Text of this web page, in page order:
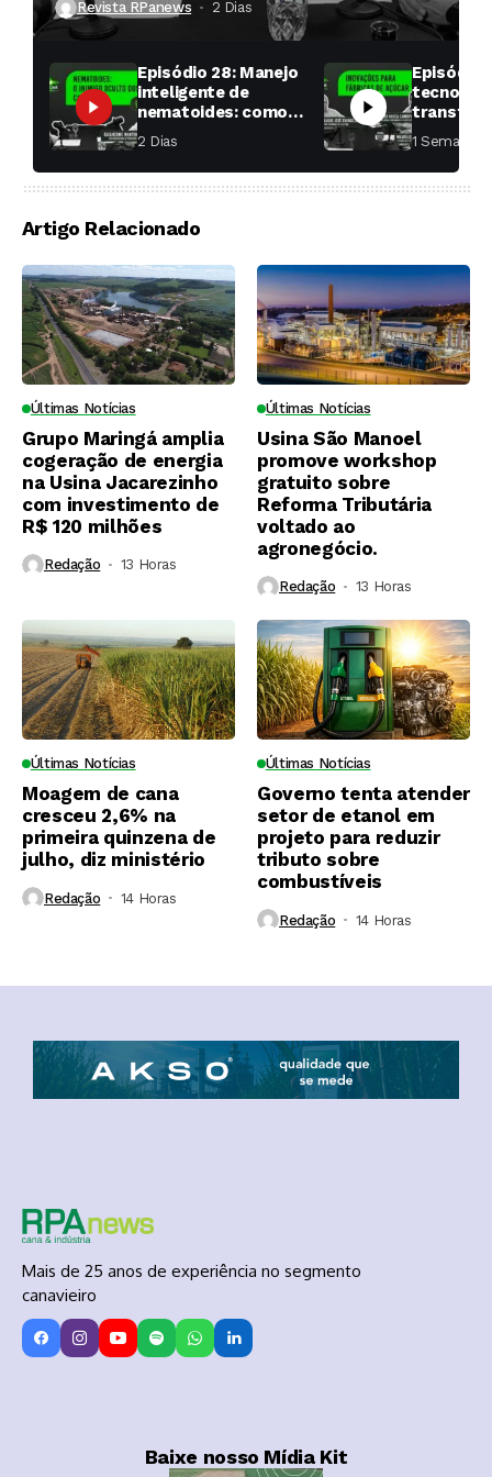
Revista RPanews 2 Dias ⁮
Episódio 28: Manejo
inteligente de
nematoides: como
aumentar a
produtividade das
soqueiras?
2 Dias ⁮
Episódio
fábricas
1 Semana ⁮
Artigo Relacionado
Últimas Notícias
Grupo Maringá amplia
cogeração de energia
na Usina Jacarezinho
com investimento de
R$ 120 milhões
Redação 13 Horas ⁮
Últimas Notícias
Usina São Manoel
promove workshop
gratuito sobre
Reforma Tributária
voltado ao
agronegócio.
Redação 13 Horas ⁮
Últimas Notícias
Moagem de cana
cresceu 2,6% na
primeira quinzena de
julho, diz ministério
Redação 14 Horas ⁮
Últimas Notícias
Governo tenta atender
setor de etanol em
projeto para reduzir
tributo sobre
combustíveis
Redação 14 Horas ⁮
Mais de 25 anos de experiência no segmento
canavieiro
Baixe nosso Mídia Kit